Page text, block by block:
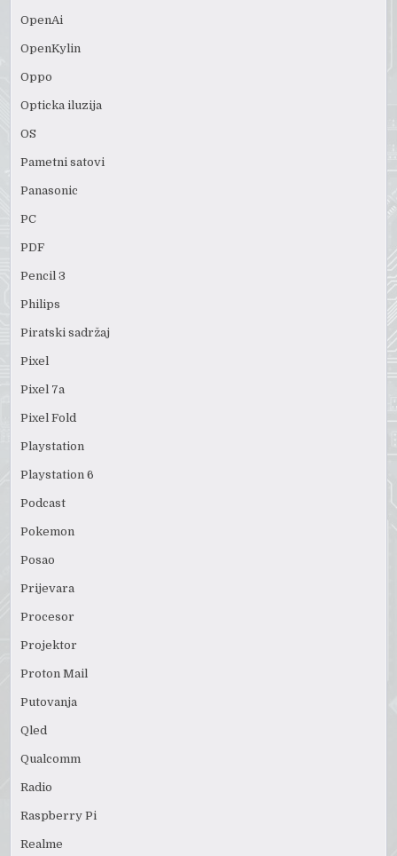
OpenAi
OpenKylin
Oppo
Opticka iluzija
OS
Pametni satovi
Panasonic
PC
PDF
Pencil 3
Philips
Piratski sadržaj
Pixel
Pixel 7a
Pixel Fold
Playstation
Playstation 6
Podcast
Pokemon
Posao
Prijevara
Procesor
Projektor
Proton Mail
Putovanja
Qled
Qualcomm
Radio
Raspberry Pi
Realme